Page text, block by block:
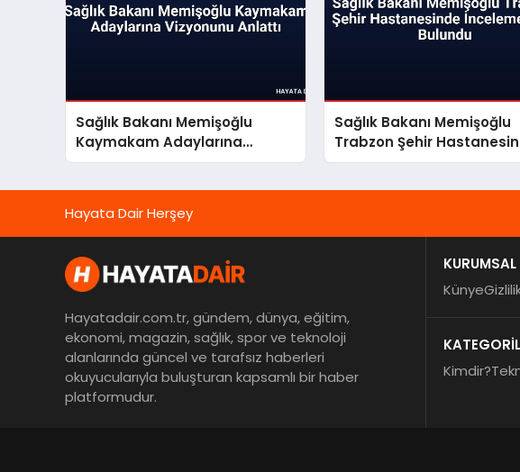
Sağlık Bakanı Memişoğlu
Kaymakam Adaylarına
Vizyonunu Anlattı
Sağlık Bakanı Memişoğlu
Trabzon Şehir
İncelemelerde Bulundu
Hayata Dair Herşey
Hayatadair.com.tr, gündem, dünya, eğitim,
ekonomi, magazin, sağlık, spor ve teknoloji
alanlarında güncel ve tarafsız haberleri
okuyucularıyla buluşturan kapsamlı bir haber
platformudur.
KURUMSAL
Künye
Kimdir?